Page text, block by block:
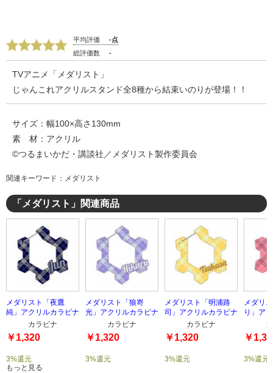
平均評価
-点
総評価数
-
TVアニメ「メダリスト」
じゃんこれアクリルスタンド全8種から結束いのりが登場！！
サイズ：幅100×高さ130mm
素 材：アクリル
©つるまいかだ・講談社／メダリスト製作委員会
関連キーワード：メダリスト
「メダリスト」関連商品
メダリスト「夜鷹
純」アクリルカラビナ
カラビナ
￥1,320
3%還元
メダリスト「狼嵜
光」アクリルカラビナ
カラビナ
￥1,320
3%還元
メダリスト「明浦路
司」アクリルカラビナ
カラビナ
￥1,320
3%還元
メダリ
り」ア
￥
3%還元
もっと見る